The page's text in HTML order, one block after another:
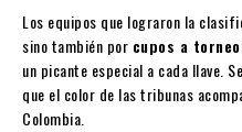
Los equipos que lograron la
sino también por cupos a
un picante especial a cada llave.
que el color de las tribunas
Colombia.